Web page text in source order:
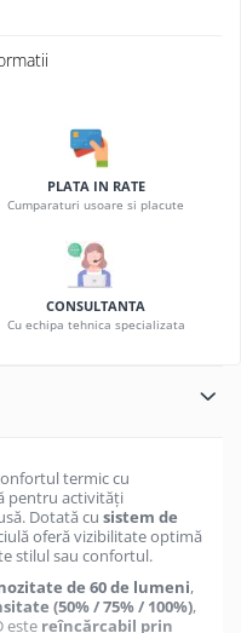
PLATA IN RATE
Cumparaturi usoare si placute
CONSULTANTA
Cu echipa tehnica specializata
termic cu
pentru activități
Dotată cu sistem de
oferă vizibilitate optimă
stilul sau confortul.
de 60 de lumeni,
(50% / 75% / 100%),
este reîncărcabil prin